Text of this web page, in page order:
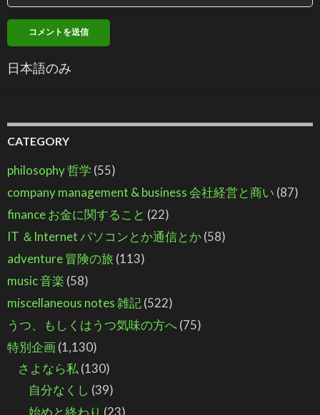
日本語のみ
CATEGORY
philosophy 哲学 (55)
company management & business 会社経営と商い (87)
finance お金に関すること (22)
IT ＆Internet パソコンとか通信とか(58)
adventure 冒険の旅 (113)
music 音楽 (58)
miscellaneous notes 雑記(522)
うつ、もしくはうつ気味の方へ(75)
特別企画(1,130)
さよなら私 (130)
自分なくし (39)
始めと終わり (23)